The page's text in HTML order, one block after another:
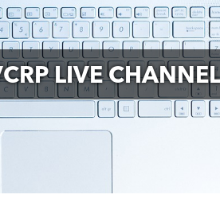
TO
CONTENT
LIVE CHANNEL